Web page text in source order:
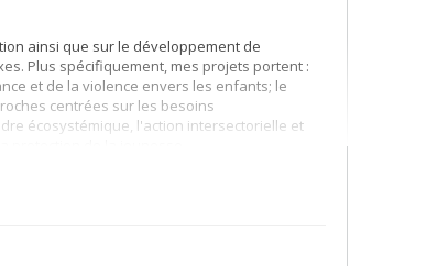
ainsi que sur le développement de
Plus spécifiquement, mes projets portent :
et de la violence envers les enfants; le
centrées sur les besoins
écosystémique, l'action intersectorielle et